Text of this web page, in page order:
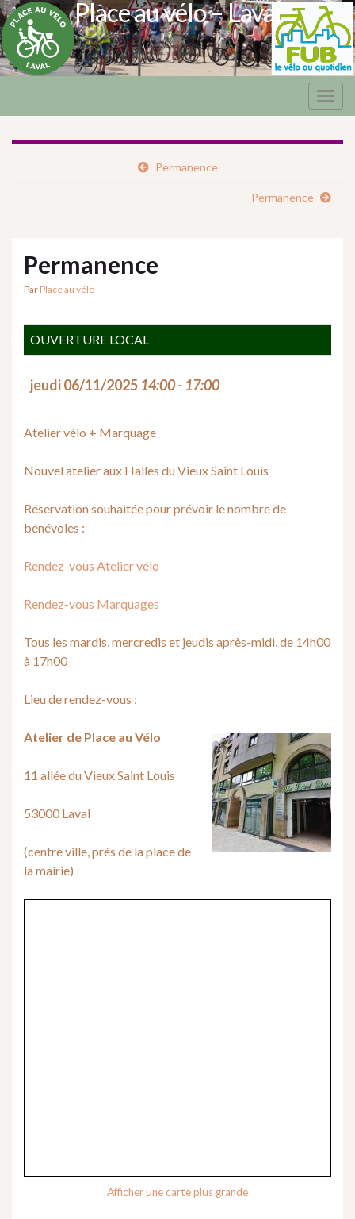
Place au vélo – Laval
Permanence
Permanence
Permanence
Par Place au vélo
OUVERTURE LOCAL
jeudi 06/11/2025 14:00 - 17:00
Atelier vélo + Marquage
Nouvel atelier aux Halles du Vieux Saint Louis
Réservation souhaitée pour prévoir le nombre de
bénévoles :
Rendez-vous Atelier vélo
Rendez-vous Marquages
Tous les mardis, mercredis et jeudis après-midi, de 14h00
à 17h00
Lieu de rendez-vous :
Atelier de Place au Vélo
11 allée du Vieux Saint Louis
53000 Laval
(centre ville, près de la place de
la mairie)
Afficher une carte plus grande